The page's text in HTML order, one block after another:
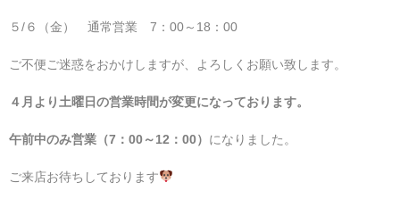
５/６（金） 通常営業 7：00～18：00
ご不便ご迷惑をおかけしますが、よろしくお願い致します。
４月より土曜日の営業時間が変更になっております。
午前中のみ営業（7：00～12：00） になりました。
ご来店お待ちしております